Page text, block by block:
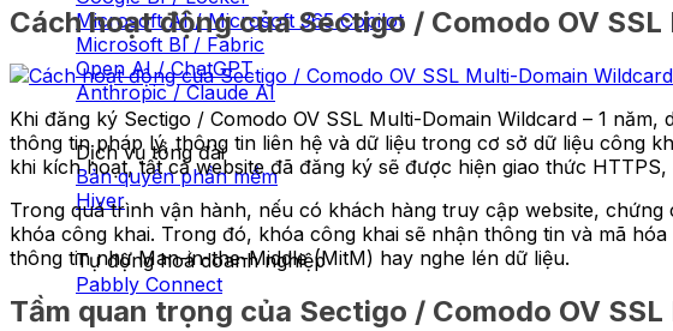
Microsoft AI / Microsoft 365 Copilot
Microsoft BI / Fabric
Open AI / ChatGPT
Anthropic / Claude AI
Dịch vụ tổng đài
Bản quyền phần mềm
Hiver
Tự động hoá doanh nghiệp
Pabbly Connect
Cách hoạt động của Sectigo / Comodo OV
Khi đăng ký Sectigo / Comodo OV SSL Multi-Domain Wildcard – 1
thông tin pháp lý, thông tin liên hệ và dữ liệu trong cơ sở dữ liệu công
khi kích hoạt, tất cả website đã đăng ký sẽ được hiện giao thức
Trong quá trình vận hành, nếu có khách hàng truy cập website,
khóa công khai. Trong đó, khóa công khai sẽ nhận thông tin và mã
thông tin như Man-in-the-Middle (MitM) hay nghe lén dữ liệu.
Tầm quan trọng của Sectigo / Comodo OV